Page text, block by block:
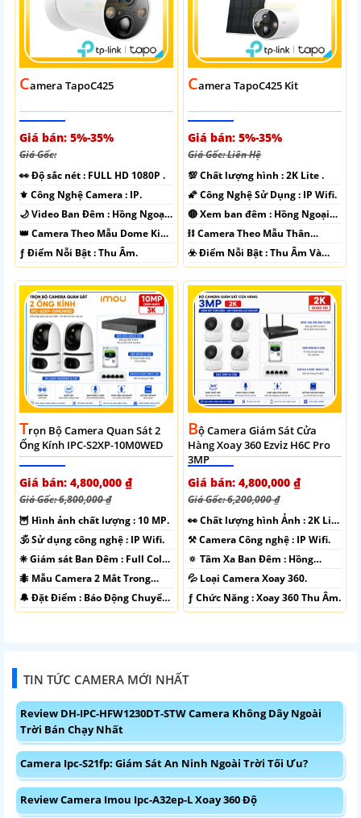
CAmera TapoC425
Giá bán: 5%-35%
Giá Gốc:
️👀 Độ sắc nét : FULL HD 1080P .
⚜️ Công Nghệ Camera : IP.
🌙 Video Ban Đêm : Hồng Ngoại
10m Hồng Ngoại SMD.
👑 Camera Theo Mẫu Dome Kim
loại + Nhựa.
️ƒ Điểm Nỗi Bật :Thu Âm.
CAmera TapoC425 Kit
Giá bán: 5%-35%
Giá Gốc: Liên Hệ
💯 Chất lượng hình :2K Lite .
🌠 Công Nghệ Sử Dụng : IP Wifi.
🔴 Xem ban đêm : Hồng Ngoại
15m Có Màu Ban Ðêm.
⛓ Camera Theo MẫuThân
Plastic.
️☣️ Điểm Nỗi Bật :Thu Âm Và
Loa.
TRọn Bộ Camera Quan Sát 2
Ống Kính IPC-S2XP-10M0WED
Giá bán: 4,800,000 ₫
Giá Gốc: 6,800,000 ₫
🦉 Hình ảnh chất lượng : 10 MP.
🕉️ Sử dụng công nghệ : IP Wifi.
❈ Giám sát Ban Đêm : Full Color
20m Có Màu Ban Ðêm.
🐜 Mẫu Camera2 Mắt Trong
Nhà.
️🔔 Đặt Điểm : Báo Động Chuyển
Động.
BỘ Camera Giám Sát Cửa
Hàng Xoay 360 Ezviz H6C Pro
3MP
Giá bán: 4,800,000 ₫
Giá Gốc: 6,200,000 ₫
️👀 Chất lượng hình Ảnh :2K Lite
.
⚒ Camera Công nghệ : IP Wifi.
🔅 Tầm Xa Ban Đêm : Hồng
Ngoại 10m Hồng Ngoại Smart
IR.
💦 Loại CameraXoay 360.
️ƒ Chức Năng :Xoay 360 Thu Âm.
TIN TỨC CAMERA MỚI NHẤT
Review DH-IPC-HFW1230DT-STW Camera Không Dây Ngoài
Trời Bán Chạy Nhất
Camera Ipc-S21fp: Giám Sát An Ninh Ngoài Trời Tối Ưu?
Review Camera Imou Ipc-A32ep-L Xoay 360 Độ